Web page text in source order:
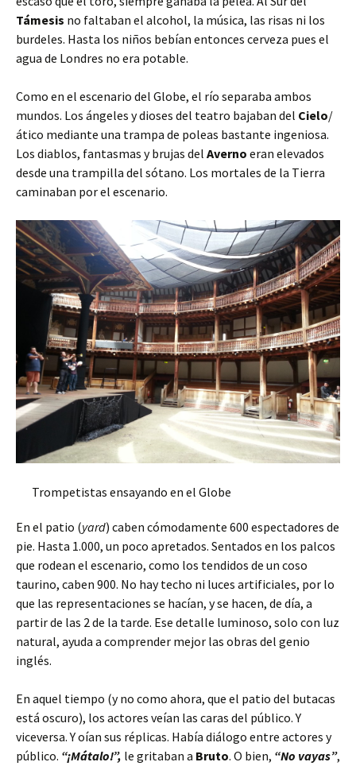
Támesis no faltaban el alcohol, la música, las risas ni los
burdeles. Hasta los niños bebían entonces cerveza pues el
agua de Londres no era potable.
Como en el escenario del Globe, el río separaba ambos
mundos. Los ángeles y dioses del teatro bajaban del Cielo/
ático mediante una trampa de poleas bastante ingeniosa.
Los diablos, fantasmas y brujas del Averno eran elevados
desde una trampilla del sótano. Los mortales de la Tierra
caminaban por el escenario.
Trompetistas ensayando en el Globe
En el patio (yard) caben cómodamente 600 espectadores de
pie. Hasta 1.000, un poco apretados. Sentados en los palcos
que rodean el escenario, como los tendidos de un coso
taurino, caben 900. No hay techo ni luces artificiales, por lo
que las representaciones se hacían, y se hacen, de día, a
partir de las 2 de la tarde. Ese detalle luminoso, solo con luz
natural, ayuda a comprender mejor las obras del genio
inglés.
En aquel tiempo (y no como ahora, que el patio del butacas
está oscuro), los actores veían las caras del público. Y
viceversa. Y oían sus réplicas. Había diálogo entre actores y
público. “¡Mátalo!”, le gritaban a Bruto. O bien, “No vayas”,